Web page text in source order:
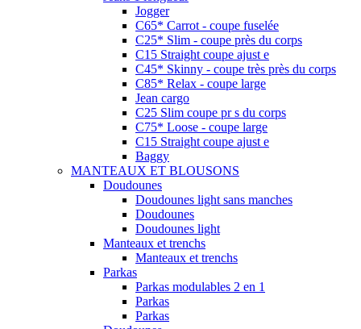
Jogger
C65* Carrot - coupe fuselée
C25* Slim - coupe près du corps
C15 Straight coupe ajust e
C45* Skinny - coupe très près du corps
C85* Relax - coupe large
Jean cargo
C25 Slim coupe pr s du corps
C75* Loose - coupe large
C15 Straight coupe ajust e
Baggy
MANTEAUX ET BLOUSONS
Doudounes
Doudounes light sans manches
Doudounes
Doudounes light
Manteaux et trenchs
Manteaux et trenchs
Parkas
Parkas modulables 2 en 1
Parkas
Parkas